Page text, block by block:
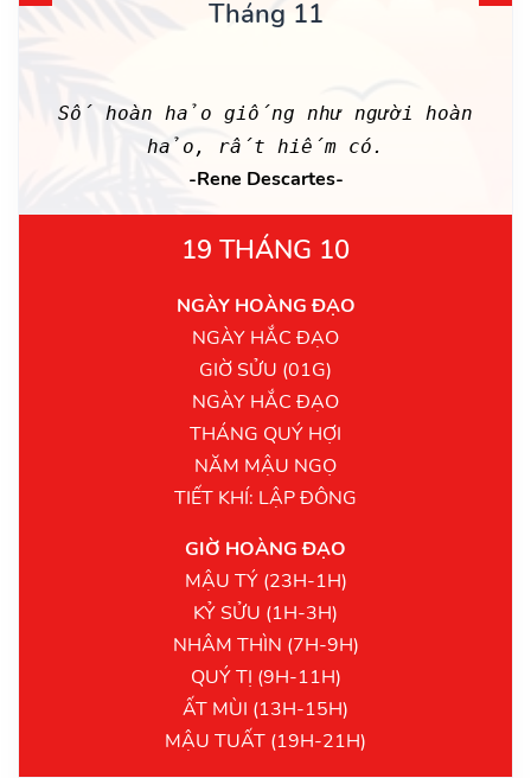
Tháng 11
Số hoàn hảo giống như người hoàn
hảo, rất hiếm có.
-Rene Descartes-
19 THÁNG 10
NGÀY HOÀNG ĐẠO
NGÀY HẮC ĐẠO
GIỜ SỬU (01G)
NGÀY HẮC ĐẠO
THÁNG QUÝ HỢI
NĂM MẬU NGỌ
TIẾT KHÍ: LẬP ĐÔNG
GIỜ HOÀNG ĐẠO
MẬU TÝ (23H-1H)
KỶ SỬU (1H-3H)
NHÂM THÌN (7H-9H)
QUÝ TỊ (9H-11H)
ẤT MÙI (13H-15H)
MẬU TUẤT (19H-21H)